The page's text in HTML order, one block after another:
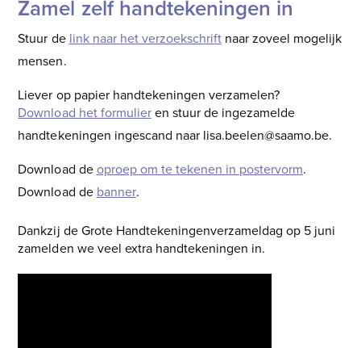
Zamel zelf handtekeningen in
Stuur de link naar het verzoekschrift naar zoveel mogelijk
mensen.
Liever op papier handtekeningen verzamelen?
Download het formulieren stuur de ingezamelde
handtekeningen ingescand naar lisa.beelen@saamo.be.
Download deoproep om te tekenen in postervorm.
Download de banner.
Dankzij de Grote Handtekeningenverzameldag op 5 juni
zamelden we veel extra handtekeningen in.